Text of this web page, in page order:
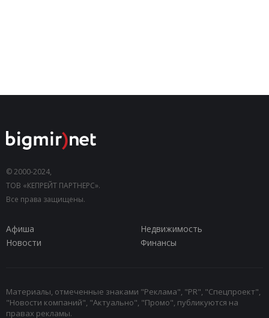
© 2000-2024,
ТОВ «КЕПРЕЙТ ПАРТНЕРС».
Все права защищены.
Афиша
Недвижимость
Новости
Финансы
Материалы, отмеченные знаками "Реклама", "PR", "Спецпроект",
"Новости компаний", "Актуально", "Промо", публикуются на
правах рекламы.